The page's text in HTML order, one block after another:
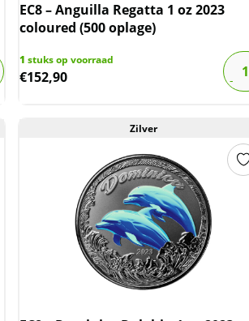
EC8 – Anguilla Regatta 1 oz 2023
coloured (500 oplage)
1 stuks op voorraad
€152,90
Zilver